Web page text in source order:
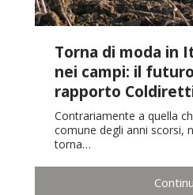
Torna di moda in
nei campi: il
rapporto
Contrariamente a quella
comune degli anni scorsi,
torna…